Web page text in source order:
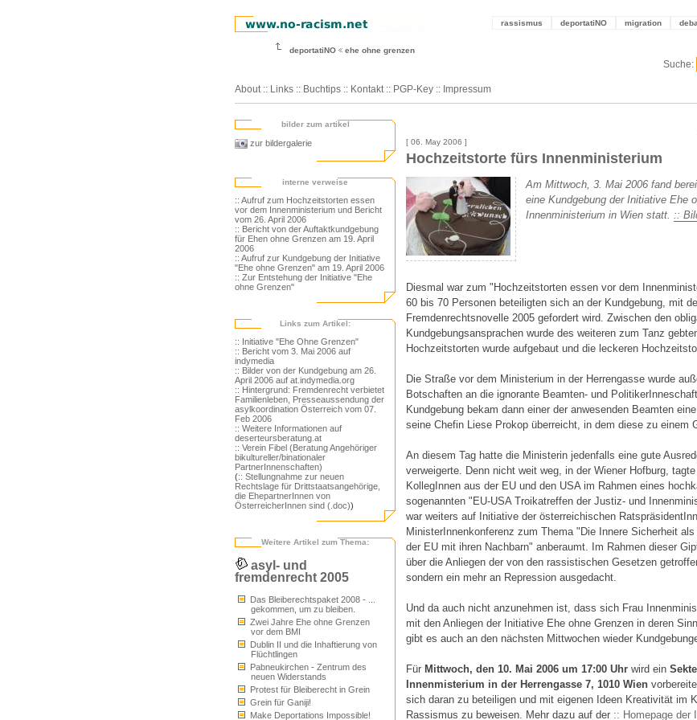
rassismus deportatiNO migration
deportatiNO ehe ohne grenzen
About :: Links :: Buchtips :: Kontakt :: PGP-Key :: Impressum
Suche:
bilder zum artikel
zur bildergalerie
interne verweise
:: Aufruf zum Hochzeitstorten essen
vor dem Innenministerium und Bericht
vom 26. April 2006
:: Bericht von der Auftaktkundgebung
für Ehen ohne Grenzen am 19. April
2006
:: Aufruf zur Kundgebung der Initiative
"Ehe ohne Grenzen" am 19. April 2006
:: Zur Entstehung der Initiative "Ehe
ohne Grenzen"
Links zum Artikel:
:: Initiative "Ehe Ohne Grenzen"
:: Bericht vom 3. Mai 2006 auf
indymedia
:: Bilder von der Kundgebung am 26.
April 2006 auf at.indymedia.org
:: Hintergrund: Fremdenrecht verbietet
Familienleben, Presseaussendung der
asylkoordination Österreich vom 07.
Feb 2006
:: Weitere Informationen auf
deserteursberatung.at
:: Verein Fibel (Beratung Angehöriger
bikultureller/binationaler
PartnerInnenschaften)
(:: Stellungnahme zur neuen
Rechtslage für Drittstaatsangehörige,
die EhepartnerInnen von
ÖsterreicherInnen sind (.doc))
Weitere Artikel zum Thema:
asyl- und
fremdenrecht 2005
Das Bleiberechtspaket 2008 - ...
gekommen, um zu bleiben.
Zwei Jahre Ehe ohne Grenzen
vor dem BMI
Dublin II und die Inhaftierung von
Flüchtlingen
Pabneukirchen - Zentrum des
neuen Widerstands
Protest für Bleiberecht in Grein
Grein für Ganiji!
Make Deportations Impossible!
[ 06. May 2006 ]
Hochzeitstorte fürs Innenministerium
Am Mittwoch, 3. Mai 2006 fand
eine Kundgebung der Initiative Ehe
Innenministerium in Wien statt. ::
Diesmal war zum "Hochzeitstorten essen vor dem
60 bis 70 Personen beteiligten sich an der Kundgebung, mit
Fremdenrechtsnovelle 2005 gefordert wird. Zwischen den
Kundgebungsansprachen wurde des weiteren zum Tanz
Hochzeitstorten wurde aufgebaut und die leckeren
Die Straße vor dem Ministerium in der Herrengasse wurde
Botschaften an die ignorante Beamten- und
Kundgebung bekam dann einer der anwesenden Beamten
seine Chefin Liese Prokop überreicht, in dem diese zu einem
An diesem Tag hatte die Ministerin jedenfalls eine gute
verweigerte. Denn nicht weit weg, in der Wiener Hofburg,
KollegInnen aus der EU und den USA im Rahmen eines
sogenannten "EU-USA Troikatreffen der Justiz- und
war weiters auf Initiative der österreichischen
MinisterInnenkonferenz zum Thema "Die Innere Sicherheit
der EU mit ihren Nachbarn" anberaumt. Im Rahmen dieser
über die Anliegen der von den rassistischen Gesetzen
sondern ein mehr an Repression ausgedacht.
Und da auch nicht anzunehmen ist, dass sich Frau
mit den Anliegen der Initiative Ehe ohne Grenzen in deren
gibt es auch an den nächsten Mittwochen wieder
Für Mittwoch, den 10. Mai 2006 um 17:00 Uhr wird ein
Innenmisterium in der Herrengasse 7, 1010 Wien
sich daran zu beteiligen und mit eigenen Ideen Kreativität im
Rassismus zu beweisen. Mehr dazu auf der :: Homepage der